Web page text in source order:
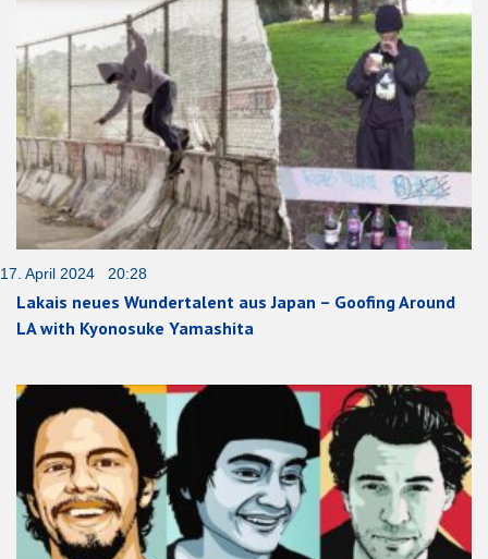
17. April 2024 20:28
Lakais neues Wundertalent aus Japan – Goofing Around
LA with Kyonosuke Yamashita